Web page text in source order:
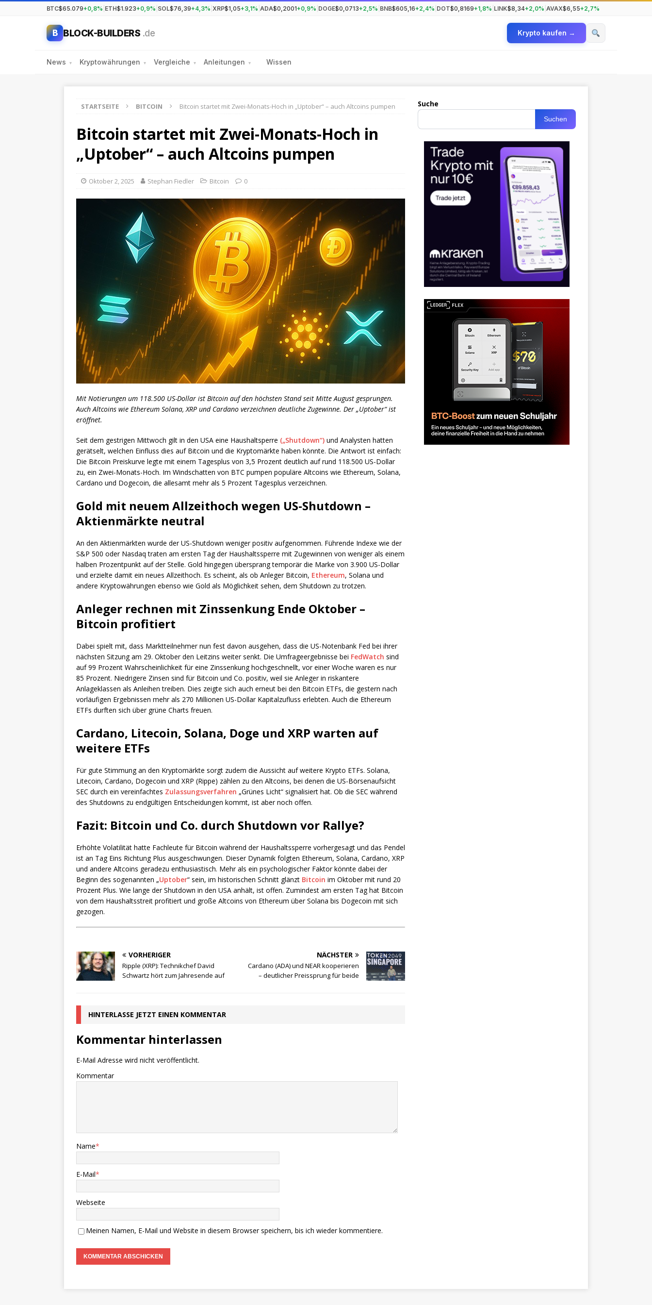
BTC$65.079+0,8% ETH$1.923+0,9% SOL$76,39+4,3% XRP$1,05+3,1% ADA$0,2001+0,9% DOGE$0,0713+2,5% BNB$605,16+2,4% DOT$0,8169+1,8% LINK$8,34+2,0% AVAX$6,55+2,7%
B BLOCK-BUILDERS .de Krypto kaufen →
News ▾ Kryptowährungen ▾ Vergleiche ▾ Anleitungen ▾ Wissen
STARTSEITE BITCOIN Bitcoin startet mit Zwei-Monats-Hoch in „Uptober“ – auch Altcoins pumpen
Bitcoin startet mit Zwei-Monats-Hoch in
„Uptober“ – auch Altcoins pumpen
Oktober 2, 2025 Stephan Fiedler Bitcoin 0
Mit Notierungen um 118.500 US-Dollar ist Bitcoin auf den höchsten Stand seit Mitte August gesprungen.
Auch Altcoins wie Ethereum Solana, XRP und Cardano verzeichnen deutliche Zugewinne. Der „Uptober“ ist
eröffnet.
Seit dem gestrigen Mittwoch gilt in den USA eine Haushaltsperre („Shutdown“) und Analysten hatten
gerätselt, welchen Einfluss dies auf Bitcoin und die Kryptomärkte haben könnte. Die Antwort ist einfach:
Die Bitcoin Preiskurve legte mit einem Tagesplus von 3,5 Prozent deutlich auf rund 118.500 US-Dollar
zu, ein Zwei-Monats-Hoch. Im Windschatten von BTC pumpen populäre Altcoins wie Ethereum, Solana,
Cardano und Dogecoin, die allesamt mehr als 5 Prozent Tagesplus verzeichnen.
Gold mit neuem Allzeithoch wegen US-Shutdown –
Aktienmärkte neutral
An den Aktienmärkten wurde der US-Shutdown weniger positiv aufgenommen. Führende Indexe wie der
S&P 500 oder Nasdaq traten am ersten Tag der Haushaltssperre mit Zugewinnen von weniger als einem
halben Prozentpunkt auf der Stelle. Gold hingegen übersprang temporär die Marke von 3.900 US-Dollar
und erzielte damit ein neues Allzeithoch. Es scheint, als ob Anleger Bitcoin, Ethereum, Solana und
andere Kryptowährungen ebenso wie Gold als Möglichkeit sehen, dem Shutdown zu trotzen.
Anleger rechnen mit Zinssenkung Ende Oktober –
Bitcoin profitiert
Dabei spielt mit, dass Marktteilnehmer nun fest davon ausgehen, dass die US-Notenbank Fed bei ihrer
nächsten Sitzung am 29. Oktober den Leitzins weiter senkt. Die Umfrageergebnisse bei FedWatch sind
auf 99 Prozent Wahrscheinlichkeit für eine Zinssenkung hochgeschnellt, vor einer Woche waren es nur
85 Prozent. Niedrigere Zinsen sind für Bitcoin und Co. positiv, weil sie Anleger in riskantere
Anlageklassen als Anleihen treiben. Dies zeigte sich auch erneut bei den Bitcoin ETFs, die gestern nach
vorläufigen Ergebnissen mehr als 270 Millionen US-Dollar Kapitalzufluss erlebten. Auch die Ethereum
ETFs durften sich über grüne Charts freuen.
Cardano, Litecoin, Solana, Doge und XRP warten auf
weitere ETFs
Für gute Stimmung an den Kryptomärkte sorgt zudem die Aussicht auf weitere Krypto ETFs. Solana,
Litecoin, Cardano, Dogecoin und XRP (Rippe) zählen zu den Altcoins, bei denen die US-Börsenaufsicht
SEC durch ein vereinfachtes Zulassungsverfahren „Grünes Licht“ signalisiert hat. Ob die SEC während
des Shutdowns zu endgültigen Entscheidungen kommt, ist aber noch offen.
Fazit: Bitcoin und Co. durch Shutdown vor Rallye?
Erhöhte Volatilität hatte Fachleute für Bitcoin während der Haushaltssperre vorhergesagt und das Pendel
ist an Tag Eins Richtung Plus ausgeschwungen. Dieser Dynamik folgten Ethereum, Solana, Cardano, XRP
und andere Altcoins geradezu enthusiastisch. Mehr als ein psychologischer Faktor könnte dabei der
Beginn des sogenannten „Uptober“ sein, im historischen Schnitt glänzt Bitcoin im Oktober mit rund 20
Prozent Plus. Wie lange der Shutdown in den USA anhält, ist offen. Zumindest am ersten Tag hat Bitcoin
von dem Haushaltsstreit profitiert und große Altcoins von Ethereum über Solana bis Dogecoin mit sich
gezogen.
VORHERIGER
Ripple (XRP): Technikchef David
Schwartz hört zum Jahresende auf
NÄCHSTER
Cardano (ADA) und NEAR kooperieren
– deutlicher Preissprung für beide
HINTERLASSE JETZT EINEN KOMMENTAR
Kommentar hinterlassen
E-Mail Adresse wird nicht veröffentlicht.
Kommentar
Name*
E-Mail*
Webseite
Meinen Namen, E-Mail und Website in diesem Browser speichern, bis ich wieder kommentiere.
Suche
Suchen